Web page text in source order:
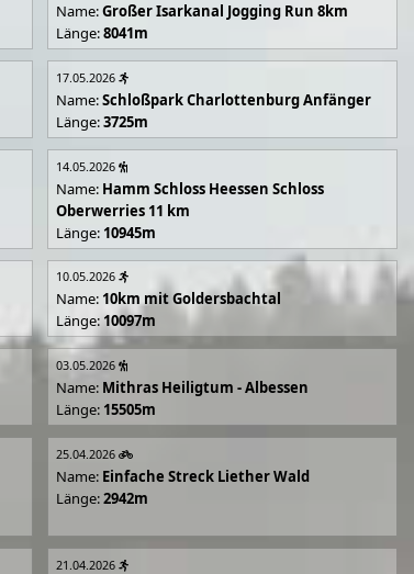
Name:Großer Isarkanal Jogging Run 8km
Länge:8041m
17.05.2026
Name:Schloßpark Charlottenburg Anfänger
Länge:3725m
14.05.2026
Name: Hamm Schloss Heessen Schloss
Oberwerries 11 km
Länge: 10945m
10.05.2026
Name: 10km mit Goldersbachtal
Länge: 10097m
03.05.2026
Name: Mithras Heiligtum - Albessen
Länge: 15505m
25.04.2026
Name: Einfache Streck Liether Wald
Länge:2942m
21.04.2026